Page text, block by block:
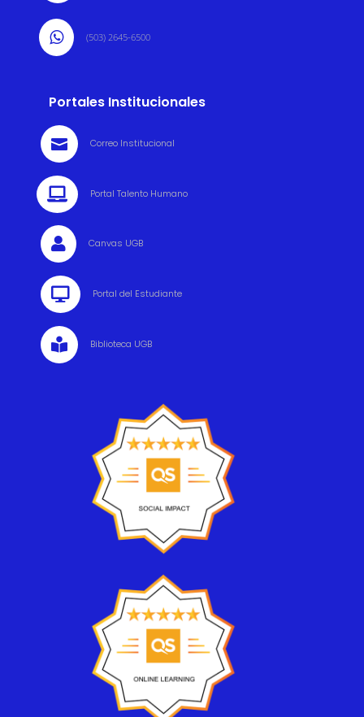
 (503) 2645-6500
Portales Institucionales
 Correo Institucional
 Portal Talento Humano
 Canvas UGB
 Portal del Estudiante
 Biblioteca UGB